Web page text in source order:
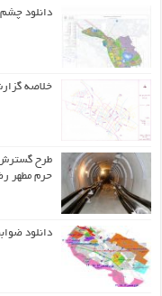
دانلود
خلاصه
طرح گسترش
حرم مطهر
دانلود